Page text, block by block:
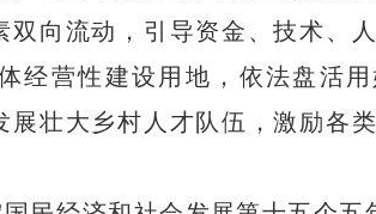
向流动，引导资金、技术、
经营性建设用地，依法盘活
展壮大乡村人才队伍，激励各